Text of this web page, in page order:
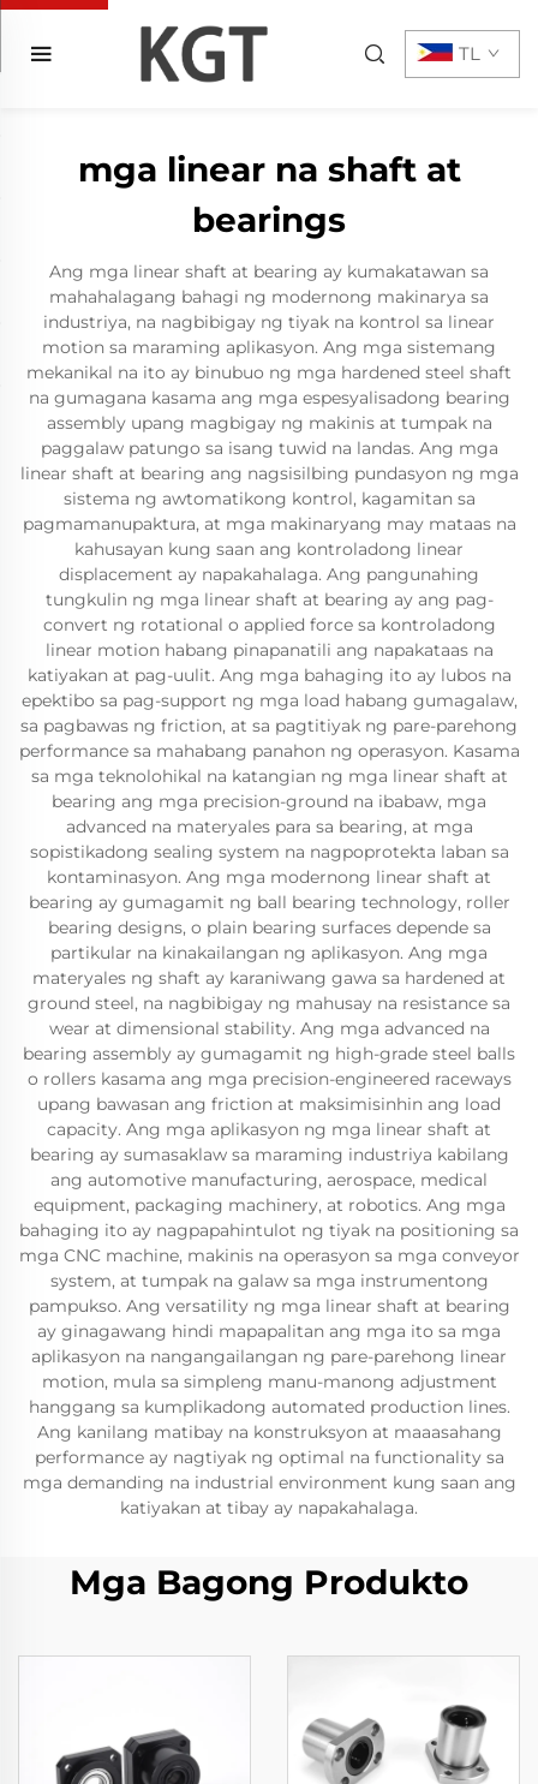
TL
mga linear na shaft at
bearings
Ang mga linear shaft at bearing ay kumakatawan sa
mahahalagang bahagi ng modernong makinarya sa
industriya, na nagbibigay ng tiyak na kontrol sa linear
motion sa maraming aplikasyon. Ang mga sistemang
mekanikal na ito ay binubuo ng mga hardened steel shaft
na gumagana kasama ang mga espesyalisadong bearing
assembly upang magbigay ng makinis at tumpak na
paggalaw patungo sa isang tuwid na landas. Ang mga
linear shaft at bearing ang nagsisilbing pundasyon ng mga
sistema ng awtomatikong kontrol, kagamitan sa
pagmamanupaktura, at mga makinaryang may mataas na
kahusayan kung saan ang kontroladong linear
displacement ay napakahalaga. Ang pangunahing
tungkulin ng mga linear shaft at bearing ay ang pag-
convert ng rotational o applied force sa kontroladong
linear motion habang pinapanatili ang napakataas na
katiyakan at pag-uulit. Ang mga bahaging ito ay lubos na
epektibo sa pag-support ng mga load habang gumagalaw,
sa pagbawas ng friction, at sa pagtitiyak ng pare-parehong
performance sa mahabang panahon ng operasyon. Kasama
sa mga teknolohikal na katangian ng mga linear shaft at
bearing ang mga precision-ground na ibabaw, mga
advanced na materyales para sa bearing, at mga
sopistikadong sealing system na nagpoprotekta laban sa
kontaminasyon. Ang mga modernong linear shaft at
bearing ay gumagamit ng ball bearing technology, roller
bearing designs, o plain bearing surfaces depende sa
partikular na kinakailangan ng aplikasyon. Ang mga
materyales ng shaft ay karaniwang gawa sa hardened at
ground steel, na nagbibigay ng mahusay na resistance sa
wear at dimensional stability. Ang mga advanced na
bearing assembly ay gumagamit ng high-grade steel balls
o rollers kasama ang mga precision-engineered raceways
upang bawasan ang friction at maksimisinhin ang load
capacity. Ang mga aplikasyon ng mga linear shaft at
bearing ay sumasaklaw sa maraming industriya kabilang
ang automotive manufacturing, aerospace, medical
equipment, packaging machinery, at robotics. Ang mga
bahaging ito ay nagpapahintulot ng tiyak na positioning sa
mga CNC machine, makinis na operasyon sa mga conveyor
system, at tumpak na galaw sa mga instrumentong
pampukso. Ang versatility ng mga linear shaft at bearing
ay ginagawang hindi mapapalitan ang mga ito sa mga
aplikasyon na nangangailangan ng pare-parehong linear
motion, mula sa simpleng manu-manong adjustment
hanggang sa kumplikadong automated production lines.
Ang kanilang matibay na konstruksyon at maaasahang
performance ay nagtiyak ng optimal na functionality sa
mga demanding na industrial environment kung saan ang
katiyakan at tibay ay napakahalaga.
Mga Bagong Produkto